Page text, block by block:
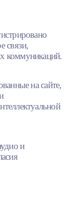
связи,
коммуникаций.
на сайте,
и